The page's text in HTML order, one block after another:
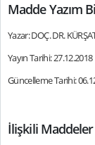
Madde Yazım
Yazar: DOÇ. DR.
Yayın Tarihi: 27.12.2018
Güncelleme Tarihi:
İlişkili Maddeler